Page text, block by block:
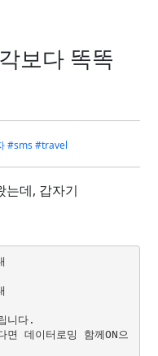
보다 똑똑
#sms#travel
는데, 갑자기
니다.
데이터로밍 함께ON으